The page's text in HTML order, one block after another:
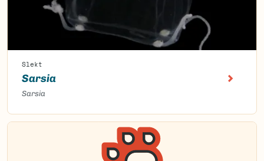
Slekt
Sarsia
Sarsia